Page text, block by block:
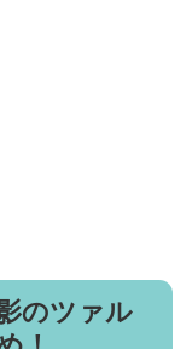
のツァル